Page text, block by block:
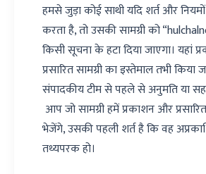
हमसे जुड़ा कोई साथी यदि शर्त और
करता है, तो उसकी सामग्री को
किसी सूचना के हटा दिया जाएगा। यहां
प्रसारित सामग्री का इस्तेमाल तभी
संपादकीय टीम से पहले से अनुमति या
आप जो सामग्री हमें प्रकाशन और
भेजेंगे, उसकी पहली शर्त है कि वह
तथ्यपरक हो।